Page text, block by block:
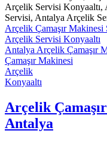
Arçelik Servisi Konyaaltı,
Servisi, Antalya Arçelik
Arçelik Çamaşır Makinesi
Arçelik Servisi Konyaaltı
Antalya Arçelik Çamaşır
Çamaşır Makinesi
Arçelik
Konyaaltı
Arçelik
Antalya